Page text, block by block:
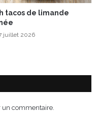
tacos de limande
juillet 2026
un commentaire.